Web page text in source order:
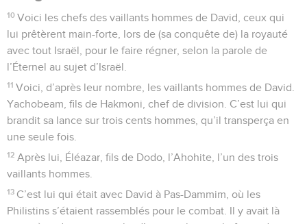
10 Voici les chefs des vaillants hommes de David, ceux qui
lui prêtèrent main-forte, lors de (sa conquête de) la royauté
avec tout Israël, pour le faire régner, selon la parole de
l’Éternel au sujet d’Israël.
11 Voici, d’après leur nombre, les vaillants hommes de David.
Yachobeam, fils de Hakmoni, chef de division. C’est lui qui
brandit sa lance sur trois cents hommes, qu’il transperça en
une seule fois.
12 Après lui, Éléazar, fils de Dodo, l’Ahohite, l’un des trois
vaillants hommes.
13 C’est lui qui était avec David à Pas-Dammim, où les
Philistins s’étaient rassemblés pour le combat. Il y avait là